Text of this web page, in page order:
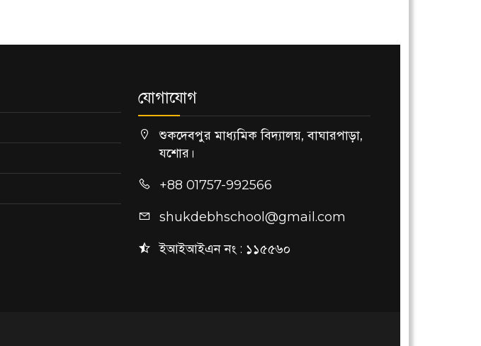
যোগাযোগ
শুকদেবপুর মাধ্যমিক বিদ্যালয়, বাঘারপাড়া,
যশোর।
+88 01757-992566
shukdebhschool@gmail.com
ইআইআইএন নং : ১১৫৫৬০